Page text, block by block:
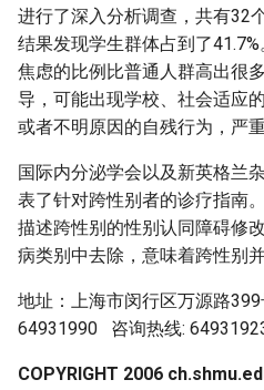
进行了深入分析调查，共有32
结果发现学生群体占到了41.7%
焦虑的比例比普通人群高出很
导，可能出现学校、社会适应
或者不明原因的自残行为，严
国际内分泌学会以及新英格兰
表了针对跨性别者的诊疗指南
描述跨性别的性别认同障碍修
病类别中去除，意味着跨性别
地址：上海市闵行区万源路
64931990 咨询热线:
COPYRIGHT 2006